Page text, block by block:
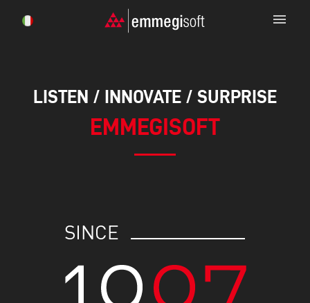
menu
LISTEN / INNOVATE / SURPRISE
EMMEGISOFT